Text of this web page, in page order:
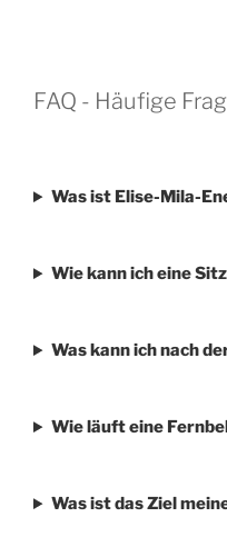
FAQ - Häufige
Was ist Elise-Mila-
Wie kann ich eine
Was kann ich nach
Wie läuft eine
Was ist das Ziel